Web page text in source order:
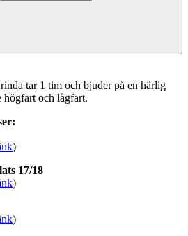
tar 1 tim och bjuder på en härlig
högfart och lågfart.
)
17/18
)
)